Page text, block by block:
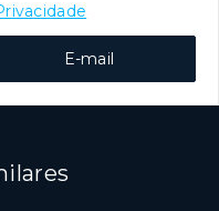
E-mail